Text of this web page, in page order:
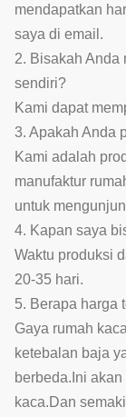
mendapatkan
saya di email.
2. Bisakah Anda
sendiri?
Kami dapat
3. Apakah Anda
Kami adalah
manufaktur
untuk
4. Kapan saya
Waktu produksi
20-35 hari.
5. Berapa harga
Gaya rumah
ketebalan baja
berbeda.Ini
kaca.Dan